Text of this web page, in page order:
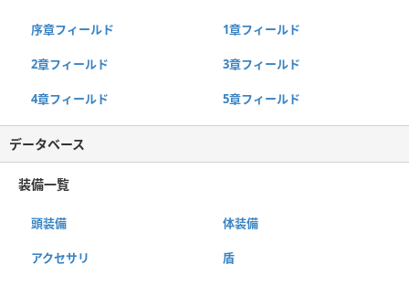
序章フィールド 1章フィールド
2章フィールド 3章フィールド
4章フィールド 5章フィールド
データベース
装備一覧
頭装備 体装備
アクセサリ 盾